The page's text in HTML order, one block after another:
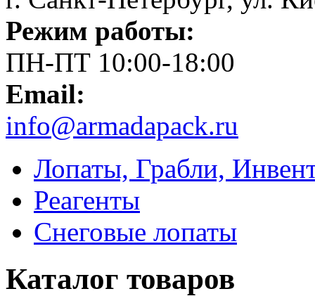
Режим работы:
ПН-ПТ 10:00-18:00
Email:
info@armadapack.ru
Лопаты, Грабли,
Реагенты
Снеговые лопаты
Каталог товаров